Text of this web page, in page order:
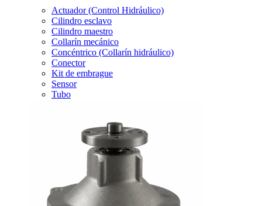
Actuador (Control Hidráulico)
Cilindro esclavo
Cilindro maestro
Collarín mecánico
Concéntrico (Collarín hidráulico)
Conector
Kit de embrague
Sensor
Tubo